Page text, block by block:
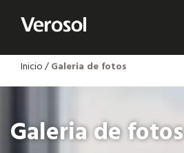
Inicio/Galeria de fotos
Galeria de fotos